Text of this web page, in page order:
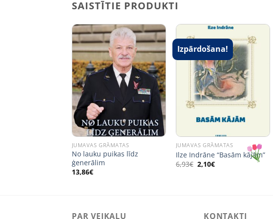
SAISTĪTIE PRODUKTI
JUMAVAS GRĀMATAS
No lauku puikas līdz
ģenerālim
13,86€
Izpārdošana!
JUMAVAS GRĀMATAS
Ilze Indrāne “Basām kājām”
6,93€ Original
price
2,10€Current
PAR VEIKALU KONTAKTI